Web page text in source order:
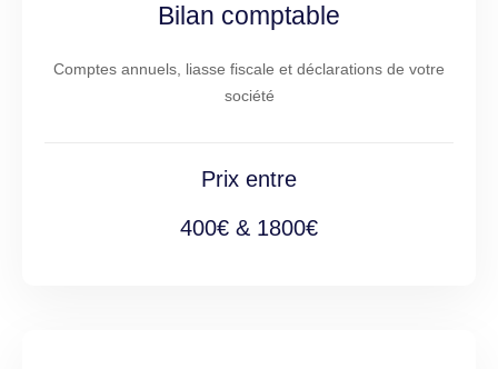
Bilan comptable
Comptes annuels, liasse fiscale et déclarations de votre
société
Prix entre
400€ & 1800€